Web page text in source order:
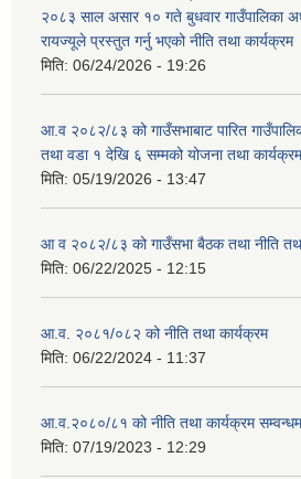
२०८३ साल असार १० गते बुधवार गाउँपालिका
रायज्यूले प्रस्तुत गर्नु भएको नीति तथा कार्यक्रम
मिति: 06/24/2026 - 19:26
आ.व २०८२/८३ को गाउँसभाबाट पारित
तथा वडा १ देखि ६ सम्मको योजना तथा कार्यक्रम
मिति: 05/19/2026 - 13:47
आ व २०८२/८३ को गाउँसभा बैठक तथा नीति तथा
मिति: 06/22/2025 - 12:15
आ.व. २०८१/०८२ को नीति तथा कार्यक्रम
मिति: 06/22/2024 - 11:37
आ.व.२०८०/८१ को नीति तथा कार्यक्रम
मिति: 07/19/2023 - 12:29